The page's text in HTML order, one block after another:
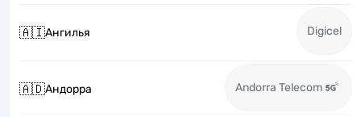
🇦🇮Ангилья Digicel
🇦🇩Андорра Andorra Telecom